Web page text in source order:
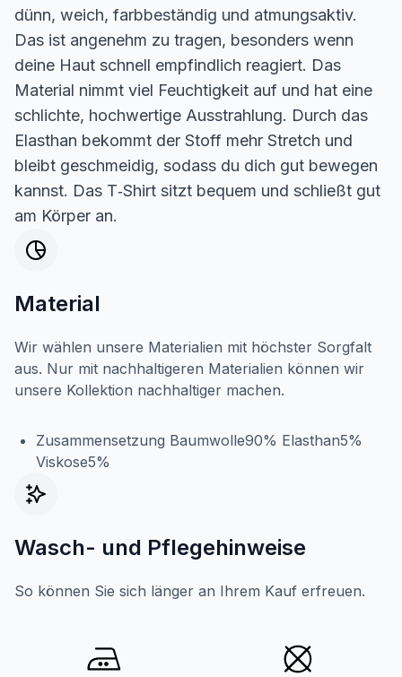
dünn, weich, farbbeständig und atmungsaktiv.
Das ist angenehm zu tragen, besonders wenn
deine Haut schnell empfindlich reagiert. Das
Material nimmt viel Feuchtigkeit auf und hat eine
schlichte, hochwertige Ausstrahlung. Durch das
Elasthan bekommt der Stoff mehr Stretch und
bleibt geschmeidig, sodass du dich gut bewegen
kannst. Das T‑Shirt sitzt bequem und schließt gut
am Körper an.
Material
Wir wählen unsere Materialien mit höchster Sorgfalt
aus. Nur mit nachhaltigeren Materialien können wir
unsere Kollektion nachhaltiger machen.
Zusammensetzung Baumwolle90% Elasthan5%
Viskose5%
Wasch- und Pflegehinweise
So können Sie sich länger an Ihrem Kauf erfreuen.